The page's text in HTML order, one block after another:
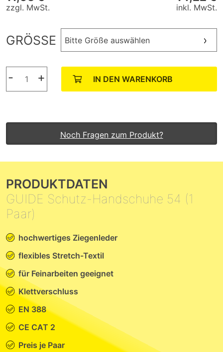
zzgl. MwSt. inkl. MwSt.
GRÖSSE Bitte Größe auswählen
- + IN DEN WARENKORB
Noch Fragen zum Produkt?
PRODUKTDATEN
GUIDE Schutz-Handschuhe 54 (1
Paar)
hochwertiges Ziegenleder
flexibles Stretch-Textil
für Feinarbeiten geeignet
Klettverschluss
EN 388
CE CAT 2
Preis je Paar